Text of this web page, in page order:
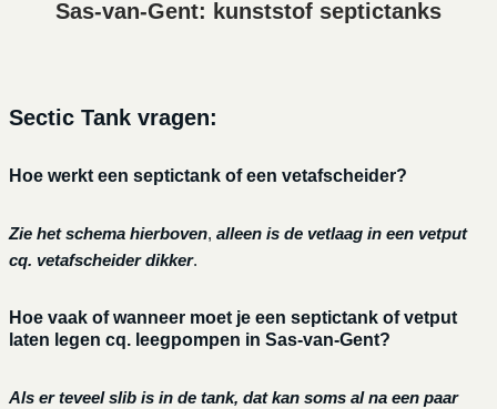
Sas-van-Gent: kunststof septictanks
Sectic Tank vragen:
Hoe werkt een septictank of een vetafscheider?
Zie het schema hierboven, alleen is de vetlaag in een vetput
cq. vetafscheider dikker.
Hoe vaak of wanneer moet je een septictank of vetput
laten legen cq. leegpompen in Sas-van-Gent?
Als er teveel slib is in de tank, dat kan soms al na een paar